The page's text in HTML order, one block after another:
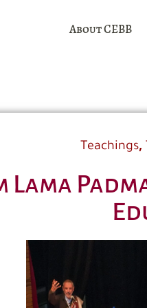
About CEBB
Teachings,
Lama